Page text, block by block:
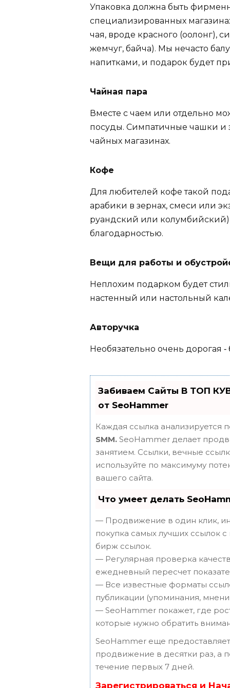
Упаковка должна быть
специализированных
чая, вроде красного (оолонг),
жемчуг, байча). Мы нечасто
напитками, и подарок будет
Чайная пара
Вместе с чаем или отдельно
посуды. Симпатичные чашки и
чайных магазинах.
Кофе
Для любителей кофе такой
арабики в зернах, смеси или
руандский или
благодарностью.
Вещи для работы и
Неплохим подарком будет
настенный или настольный
Авторучка
Необязательно очень дорогая
Забиваем Сайты В ТОП
от SeoHammer
Каждая ссылка анализируется
SMM. SeoHammer делает
занятием. Ссылки, вечные
используйте по максимуму
вашего сайта.
Что умеет делать
— Продвижение в один клик,
покупка самых лучших ссылок
бирж ссылок.
— Регулярная проверка
ежедневный пересчет
— Все известные форматы
публикации (упоминания,
— SeoHammer покажет, где
которые нужно обратить
SeoHammer еще
продвижение в десятки раз, а
течение первых 7 дней.
Зарегистрироваться и